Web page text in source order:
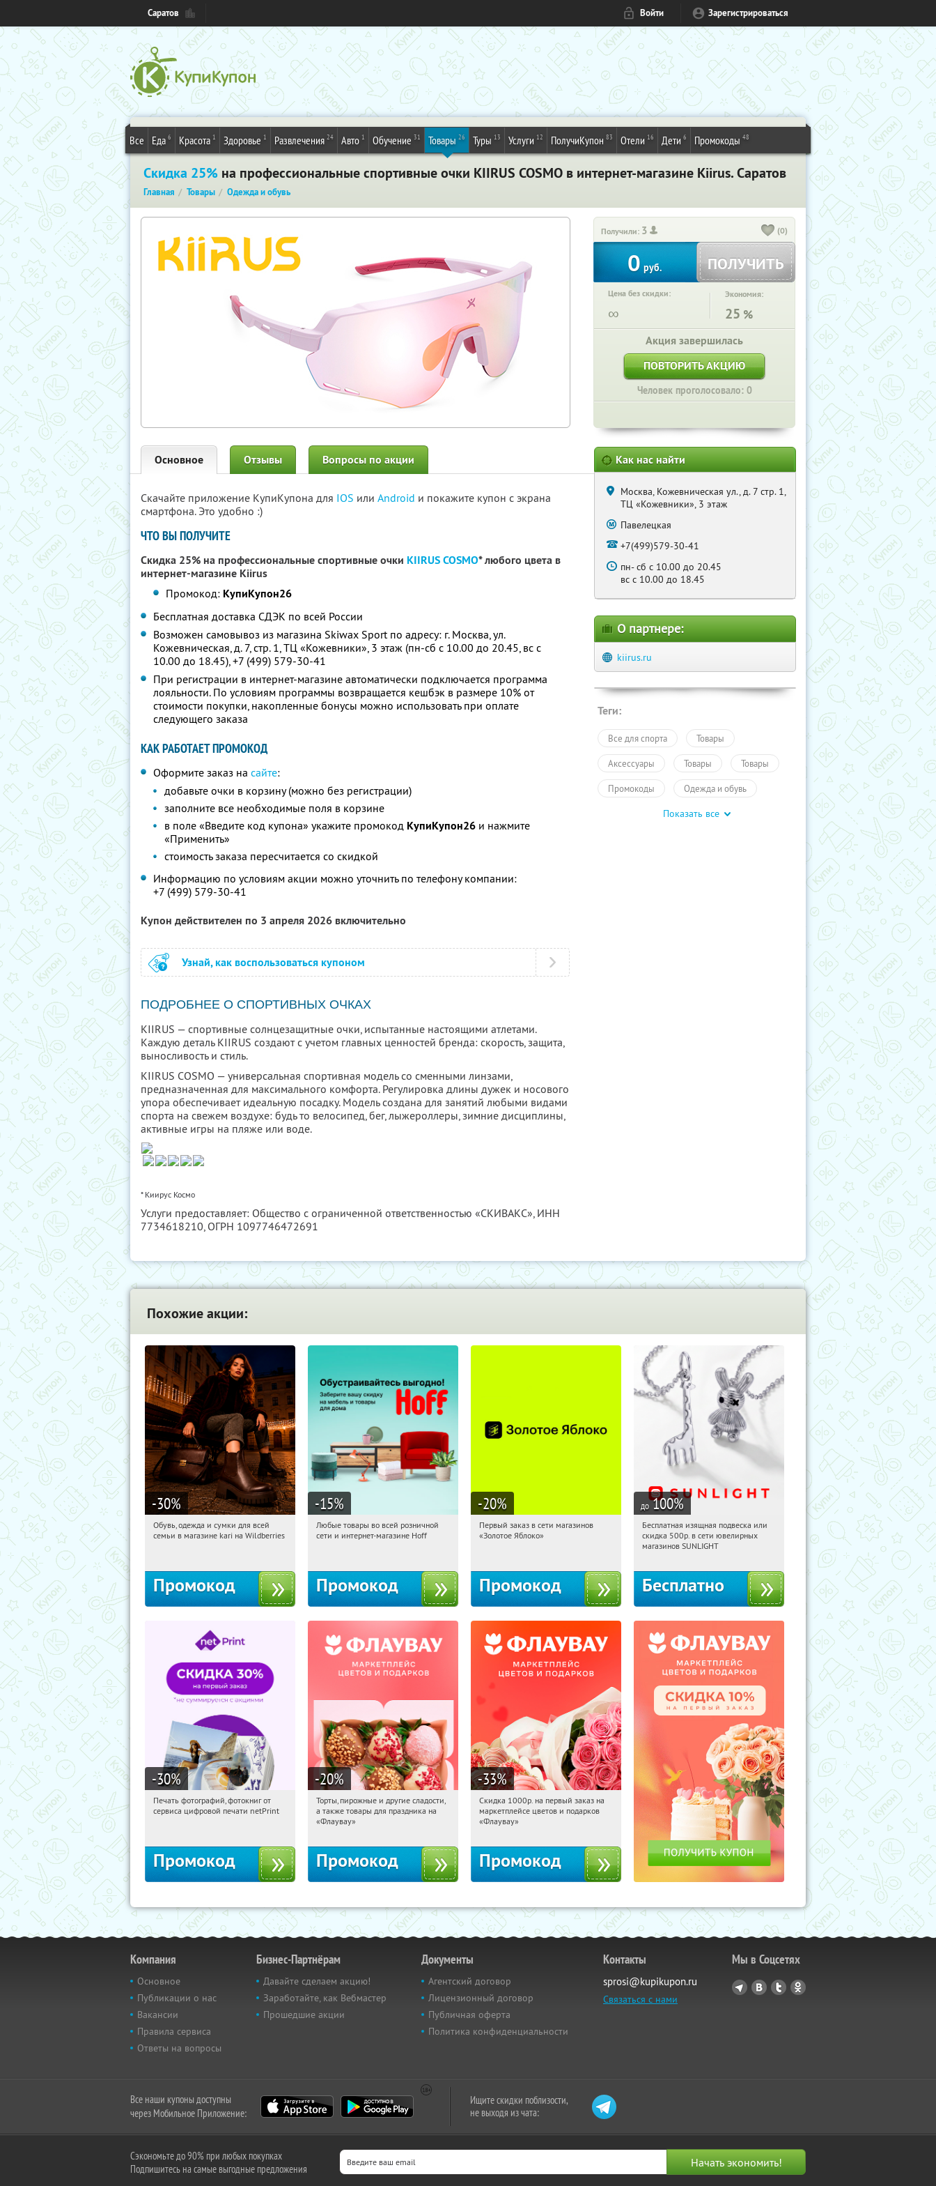
Саратов Войти Зарегистрироваться
Все Еда 6 Красота 1 Здоровье 1 Развлечения 24 Авто 1 Обучение 31 Товары 26 Туры 13 Услуги 12 ПолучиКупон 83 Отели 16 Дети 6 Промокоды 48
Скидка 25% на профессиональные спортивные очки KIIRUS COSMO в интернет-магазине Kiirus. Саратов
Главная Товары Одежда и обувь
Получили: 3 (0)
0 руб. ПОЛУЧИТЬ
Цена без скидки:
∞
Экономия:
25 %
Акция завершилась
ПОВТОРИТЬ АКЦИЮ
Человек проголосовало: 0
Основное Отзывы Вопросы по акции
Скачайте приложение КупиКупона для IOS или Android и покажите купон с экрана
смартфона. Это удобно :)
ЧТО ВЫ ПОЛУЧИТЕ
Скидка 25% на профессиональные спортивные очки KIIRUS COSMO* любого цвета в
интернет-магазине Kiirus
Промокод: КупиКупон26
Бесплатная доставка СДЭК по всей России
Возможен самовывоз из магазина Skiwax Sport по адресу: г. Москва, ул.
Кожевническая, д. 7, стр. 1, ТЦ «Кожевники», 3 этаж (пн-сб с 10.00 до 20.45, вс с
10.00 до 18.45),+7 (499) 579-30-41
При регистрации в интернет-магазине автоматически подключается программа
лояльности. По условиям программы возвращается кешбэк в размере 10% от
стоимости покупки, накопленные бонусы можно использовать при оплате
следующего заказа
КАК РАБОТАЕТ ПРОМОКОД
Оформите заказ на сайте:
добавьте очки в корзину (можно без регистрации)
заполните все необходимые поля в корзине
в поле «Введите код купона» укажите промокод КупиКупон26 и нажмите
«Применить»
стоимость заказа пересчитается со скидкой
Информацию по условиям акции можно уточнить по телефону компании:
+7 (499) 579-30-41
Купон действителен по 3 апреля 2026 включительно
Узнай, как воспользоваться купоном
ПОДРОБНЕЕ О СПОРТИВНЫХ ОЧКАХ
KIIRUS — спортивные солнцезащитные очки, испытанные настоящими атлетами.
Каждую деталь KIIRUS создают с учетом главных ценностей бренда: скорость, защита,
выносливость и стиль.
KIIRUS COSMO — универсальная спортивная модель со сменными линзами,
предназначенная для максимального комфорта. Регулировка длины дужек и носового
упора обеспечивает идеальную посадку. Модель создана для занятий любыми видами
спорта на свежем воздухе: будь то велосипед, бег, лыжероллеры, зимние дисциплины,
активные игры на пляже или воде.
* Киирус Космо
Услуги предоставляет: Общество с ограниченной ответственностью «СКИВАКС», ИНН
7734618210, ОГРН 1097746472691
Как нас найти
Москва, Кожевническая ул., д. 7 стр. 1,
ТЦ «Кожевники», 3 этаж
Павелецкая
+7(499)579-30-41
пн- сб с 10.00 до 20.45
вс с 10.00 до 18.45
О партнере:
kiirus.ru
Теги:
Все для спорта Товары
Аксессуары Товары Товары
Промокоды Одежда и обувь
Показать все
Похожие акции:
-30%
09:09:10 Получили:
Обувь, одежда и сумки для всей
семьи в магазине kari на Wildberries
Промокод
-15%
09:09:10 Получили:
Любые товары во всей розничной
сети и интернет-магазине Hoff
Промокод
-20%
09:09:10
Получи первым!
Первый заказ в сети магазинов
«Золотое Яблоко»
Промокод
до 100%
09:09:10 Получили:
Россия
Бесплатная изящная подвеска или
скидка 500р. в сети ювелирных
магазинов SUNLIGHT
Бесплатно
-30%
09:09:10 Получили:
Печать фотографий, фотокниг от
сервиса цифровой печати netPrint
Промокод
-20%
09:09:10 Получили:
Россия
Торты, пирожные и другие сладости,
а также товары для праздника на
«Флаувау»
Промокод
-33%
09:09:10 Получили:
Россия
Скидка 1000р. на первый заказ на
маркетплейсе цветов и подарков
«Флаувау»
Промокод
Компания
Основное
Публикации о нас
Вакансии
Правила сервиса
Ответы на вопросы
Бизнес-Партнёрам
Давайте сделаем акцию!
Заработайте, как Вебмастер
Прошедшие акции
Документы
Агентский договор
Лицензионный договор
Публичная оферта
Политика конфиденциальности
Контакты
sprosi@kupikupon.ru
Связаться с нами
Мы в Соцсетях
Все наши купоны доступны
через Мобильное Приложение:
Ищите скидки поблизости,
не выходя из чата:
Сэкономьте до 90% при любых покупках
Подпишитесь на самые выгодные предложения